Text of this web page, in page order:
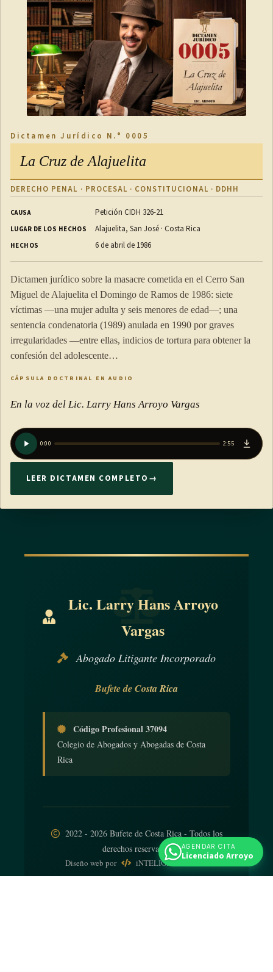
Dictamen Jurídico N.° 0005
La Cruz de Alajuelita
DERECHO PENAL · PROCESAL · CONSTITUCIONAL · DDHH
CAUSA Petición CIDH 326-21
LUGAR DE LOS HECHOS Alajuelita, San José · Costa Rica
HECHOS 6 de abril de 1986
Dictamen jurídico sobre la masacre cometida en el Cerro San
Miguel de Alajuelita el Domingo de Ramos de 1986: siete
víctimas —una mujer adulta y seis menores de edad—; una
sentencia condenatoria (1989) anulada en 1990 por graves
irregularidades —entre ellas, indicios de tortura para obtener la
confesión del adolescente…
CÁPSULA DOCTRINAL EN AUDIO
En la voz del Lic. Larry Hans Arroyo Vargas
0:00 2:55
LEER DICTAMEN COMPLETO →
Lic. Larry Hans Arroyo
Vargas
Abogado Litigante Incorporado
Bufete de Costa Rica
Código Profesional 37094
Colegio de Abogados y Abogadas de Costa
Rica
2022 - 2026 Bufete de Costa Rica - Todos los
derechos reservados
Diseño web por iNTELIGENCIA Viva
AGENDAR CITA
Licenciado Arroyo